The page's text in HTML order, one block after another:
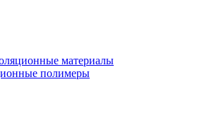
материалы
полимеры